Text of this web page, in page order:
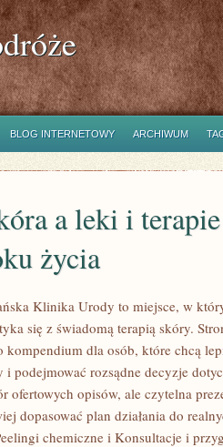
BLOG INTERNETOWY ARCHIWUM
a leki i
życia
Klinika Urody to miejsce, w
się z świadomą terapią skóry.
kompendium dla osób, które chcą
i podejmować rozsądne decyzje
ofertowych opisów, ale czytelna
dopasować plan działania do
chemiczne i Konsultacje i